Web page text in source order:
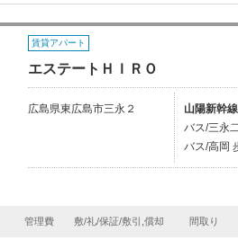
賃貸アパート
エステートＨＩＲＯ
広島県東広島市三永２
山陽新幹
バス/三永
バス/高岡
管理費 敷/礼/保証/敷引,償却 間取り